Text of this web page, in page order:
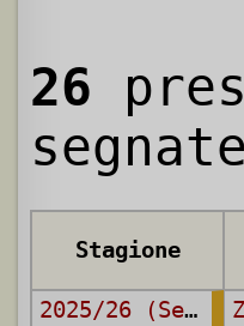
26
Stagione
2025/26 (Serie A)